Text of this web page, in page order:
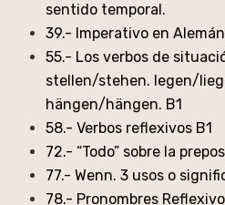
sentido temporal.
39.- Imperativo en
55.- Los verbos de
stellen/stehen. legen/
hängen/hängen. B1
58.- Verbos reflexivos B1
72.- “Todo” sobre la
77.- Wenn. 3 usos o
78.- Pronombres